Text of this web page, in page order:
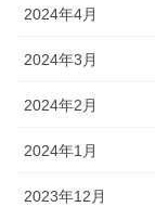
2024年4月
2024年3月
2024年2月
2024年1月
2023年12月